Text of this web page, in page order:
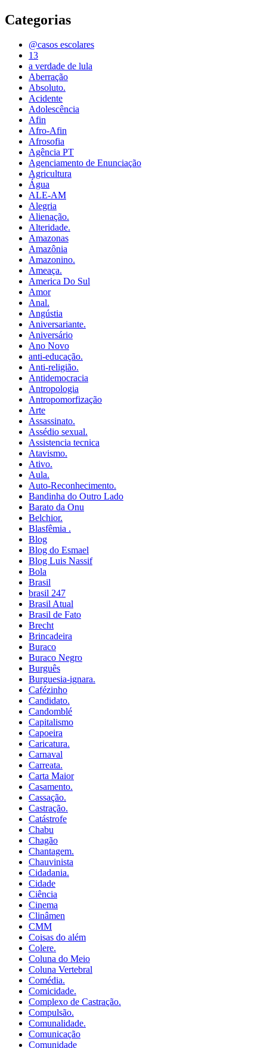
Categorias
@casos escolares
13
a verdade de lula
Aberração
Absoluto.
Acidente
Adolescência
Afin
Afro-Afin
Afrosofia
Agência PT
Agenciamento de Enunciação
Agricultura
Água
ALE-AM
Alegria
Alienação.
Alteridade.
Amazonas
Amazônia
Amazonino.
Ameaça.
America Do Sul
Amor
Anal.
Angústia
Aniversariante.
Aniversário
Ano Novo
anti-educação.
Anti-religião.
Antidemocracia
Antropologia
Antropomorfização
Arte
Assassinato.
Assédio sexual.
Assistencia tecnica
Atavismo.
Ativo.
Aula.
Auto-Reconhecimento.
Bandinha do Outro Lado
Barato da Onu
Belchior.
Blasfêmia .
Blog
Blog do Esmael
Blog Luis Nassif
Bola
Brasil
brasil 247
Brasil Atual
Brasil de Fato
Brecht
Brincadeira
Buraco
Buraco Negro
Burguês
Burguesia-ignara.
Cafézinho
Candidato.
Candomblé
Capitalismo
Capoeira
Caricatura.
Carnaval
Carreata.
Carta Maior
Casamento.
Cassação.
Castração.
Catástrofe
Chabu
Chagão
Chantagem.
Chauvinista
Cidadania.
Cidade
Ciência
Cinema
Clinâmen
CMM
Coisas do além
Colere.
Coluna do Meio
Coluna Vertebral
Comédia.
Comicidade.
Complexo de Castração.
Compulsão.
Comunalidade.
Comunicação
Comunidade